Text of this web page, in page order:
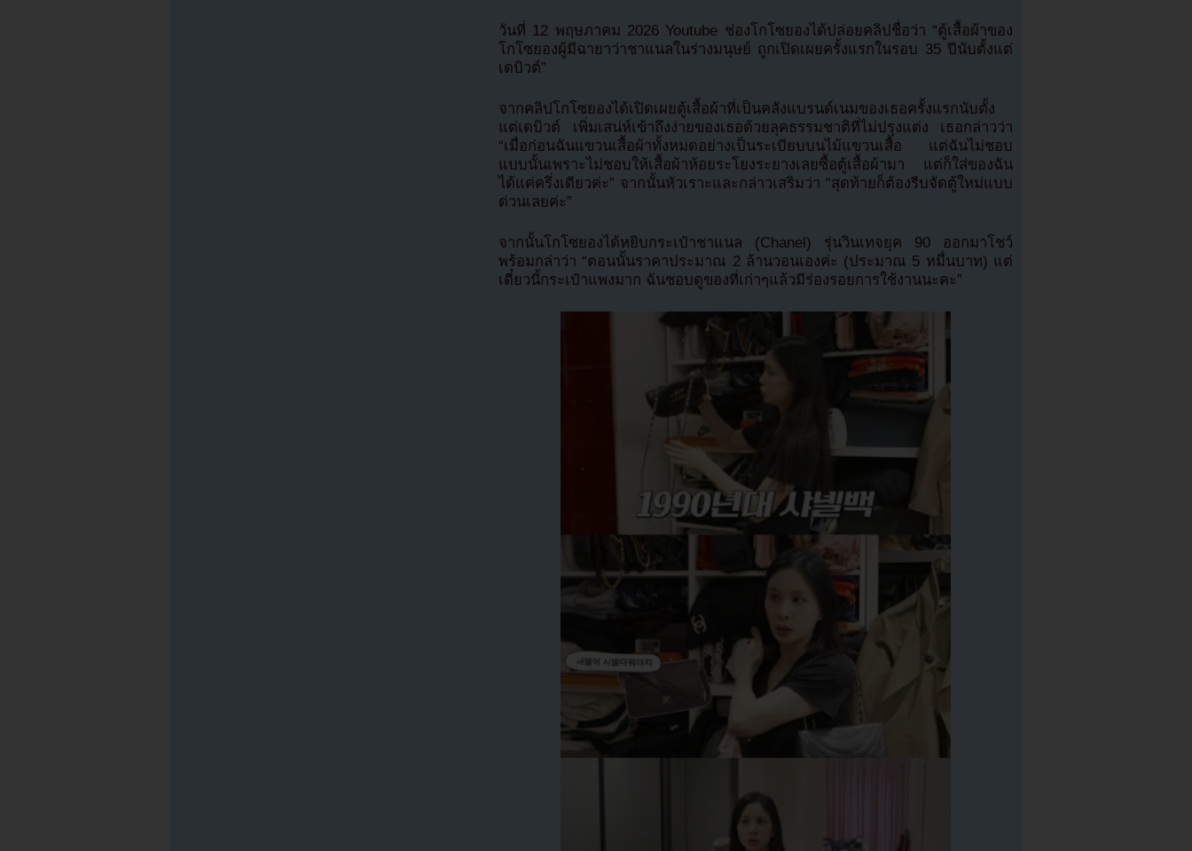
วันที่ 12 พฤษภาคม 2026 Youtube ช่องโกโซยองได้ปล่อยคลิปชื่อว่า “ตู้เสื้อผ้าของ
โกโซยองผู้มีฉายาว่าชาแนลในร่างมนุษย์ ถูกเปิดเผยครั้งแรกในรอบ 35 ปีนับตั้งแต่
เดบิวต์”
จากคลิปโกโซยองได้เปิดเผยตู้เสื้อผ้าที่เป็นคลังแบรนด์เนมของเธอครั้งแรกนับตั้ง
แต่เดบิวต์ เพิ่มเสน่ห์เข้าถึงง่ายของเธอด้วยลุคธรรมชาติที่ไม่ปรุงแต่ง เธอกล่าวว่า
“เมื่อก่อนฉันแขวนเสื้อผ้าทั้งหมดอย่างเป็นระเบียบบนไม้แขวนเสื้อ แต่ฉันไม่ชอบ
แบบนั้นเพราะไม่ชอบให้เสื้อผ้าห้อยระโยงระยางเลยซื้อตู้เสื้อผ้ามา แต่ก็ใส่ของฉัน
ได้แค่ครึ่งเดียวค่ะ” จากนั้นหัวเราะและกล่าวเสริมว่า “สุดท้ายก็ต้องรีบจัดตู้ใหม่แบบ
ด่วนเลยค่ะ”
จากนั้นโกโซยองได้หยิบกระเป๋าชาแนล (Chanel) รุ่นวินเทจยุค 90 ออกมาโชว์
พร้อมกล่าว่า “ตอนนั้นราคาประมาณ 2 ล้านวอนเองค่ะ (ประมาณ 5 หมื่นบาท) แต่
เดี๋ยวนี้กระเป๋าแพงมาก ฉันชอบดูของที่เก่าๆแล้วมีร่องรอยการใช้งานนะคะ”